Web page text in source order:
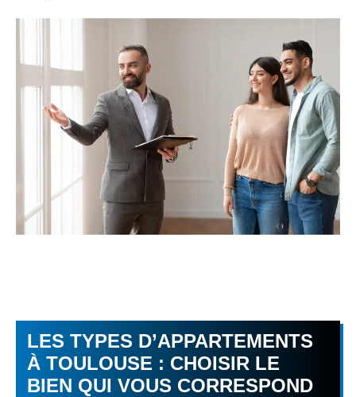
LES TYPES D’APPARTEMENTS
À TOULOUSE : CHOISIR LE
BIEN QUI VOUS CORRESPOND